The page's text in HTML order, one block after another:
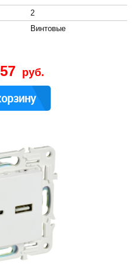
2
Винтовые
руб.